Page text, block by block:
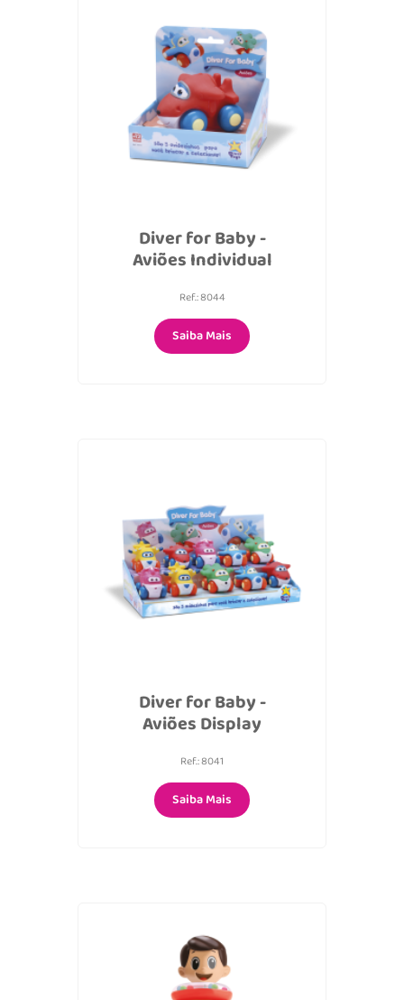
Diver for Baby -
Aviões Individual
Ref.: 8044
Saiba Mais
Diver for Baby -
Aviões Display
Ref.: 8041
Saiba Mais